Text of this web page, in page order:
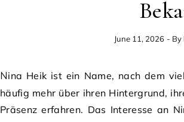
June 11, 2026 - By
Nina Heik ist ein Name, nach dem viele Menschen online suchen. Nutzer möchten
häufig mehr über ihren Hintergrund,
Präsenz erfahren. Das Interesse an